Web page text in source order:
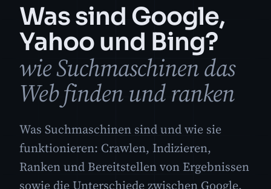
Was sind Google,
Yahoo und Bing?
wie Suchmaschinen das
Web finden und ranken
Was Suchmaschinen sind und wie sie
funktionieren: Crawlen, Indizieren,
Ranken und Bereitstellen von Ergebnissen
sowie die Unterschiede zwischen Google,